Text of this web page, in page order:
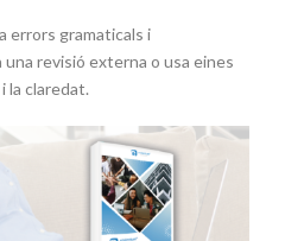
errors gramaticals i
revisió externa o usa eines
la claredat.